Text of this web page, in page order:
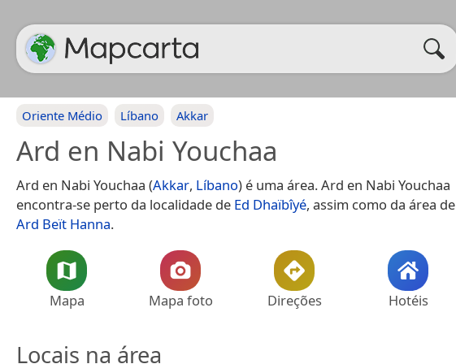
Oriente Médio Líbano Akkar
Ard en Nabi Youchaa
Ard en Nabi Youchaa (Akkar, Líbano) é uma área. Ard en Nabi Youchaa
encontra-se perto da localidade de Ed Dhaïbîyé, assim como da área de
Ard Beït Hanna.
Mapa Mapa foto Direções Hotéis
Locais na área